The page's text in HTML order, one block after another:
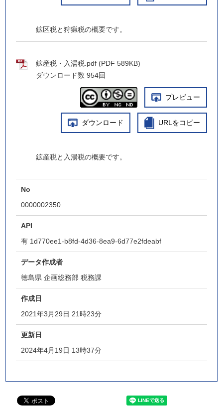
鉱区税と狩猟税の概要です。
鉱産税・入湯税.pdf (PDF 589KB)
ダウンロード数 954回
プレビュー
ダウンロード URLをコピー
鉱産税と入湯税の概要です。
No
0000002350
API
有 1d770ee1-b8fd-4d36-8ea9-6d77e2fdeabf
データ作成者
徳島県 企画総務部 税務課
作成日
2021年3月29日 21時23分
更新日
2024年4月19日 13時37分